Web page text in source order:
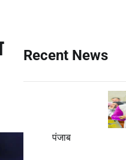
Recent News
पंजाब